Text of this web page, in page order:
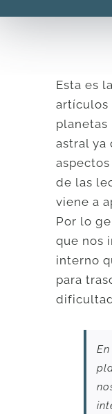
Esta es
artículos
planetas
astral ya
de las
viene a
Por lo
que nos
interno
para